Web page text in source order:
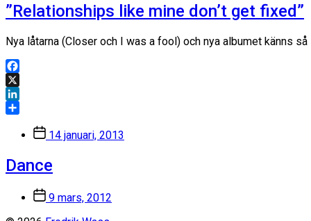
”Relationships like mine don’t get fixed”
Nya låtarna (Closer och I was a fool) och nya albumet känns
Facebook
X
LinkedIn
Inläggsdatum
14 januari, 2013
Dance
Inläggsdatum
9 mars, 2012